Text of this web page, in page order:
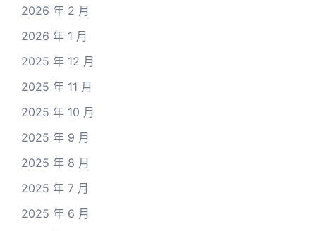
2026 年 2 月
2026 年 1 月
2025 年 12 月
2025 年 11 月
2025 年 10 月
2025 年 9 月
2025 年 8 月
2025 年 7 月
2025 年 6 月